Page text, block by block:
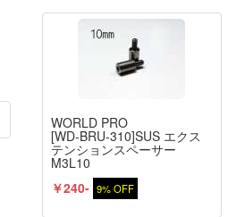
WORLD PRO
[WD-BRU-310]SUS エクス
テンションスペーサー
M3L10
￥240- 9% OFF